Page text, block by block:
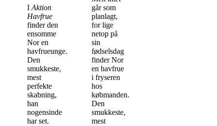
I Aktion
Havfrue
finder den
ensomme
Nor en
havfrueunge.
Den
smukkeste,
mest
perfekte
skabning,
han
nogensinde
har set.
går som
planlagt,
for lige
netop på
sin
fødselsdag
finder Nor
en havfrue
i fryseren
hos
købmanden.
Den
smukkeste,
mest